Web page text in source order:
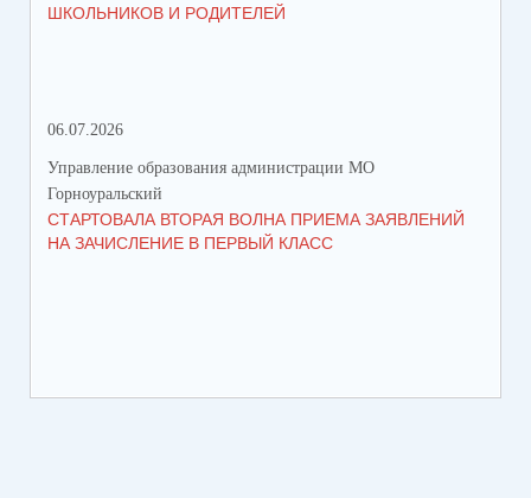
ШКОЛЬНИКОВ И РОДИТЕЛЕЙ
06.07.2026
Управление образования администрации МО
Горноуральский
СТАРТОВАЛА ВТОРАЯ ВОЛНА ПРИЕМА ЗАЯВЛЕНИЙ
НА ЗАЧИСЛЕНИЕ В ПЕРВЫЙ КЛАСС